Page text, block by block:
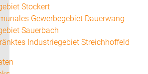
Stockert
Gewerbegebiet Dauerwang
Sauerbach
Industriegebiet Streichhoffeld